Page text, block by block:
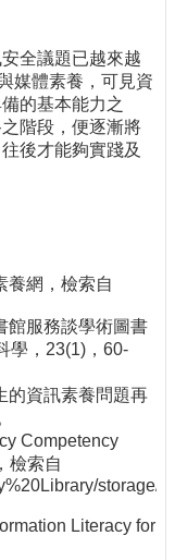
全議題已越來越
媒體素養，可見資
的基本能力之
階段，便逐漸將
後才能夠實踐及
養網，檢索自
館服務談學術圖書
學，23(1)，60-
的資訊素養問題再
Competency
檢索自
Literacy for